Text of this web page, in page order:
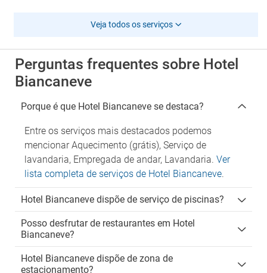
Veja todos os serviços
Perguntas frequentes sobre Hotel
Biancaneve
Porque é que Hotel Biancaneve se destaca?
Entre os serviços mais destacados podemos
mencionar Aquecimento (grátis), Serviço de
lavandaria, Empregada de andar, Lavandaria. Ver
lista completa de serviços de Hotel Biancaneve.
Hotel Biancaneve dispõe de serviço de piscinas?
Posso desfrutar de restaurantes em Hotel
Biancaneve?
Hotel Biancaneve dispõe de zona de
estacionamento?